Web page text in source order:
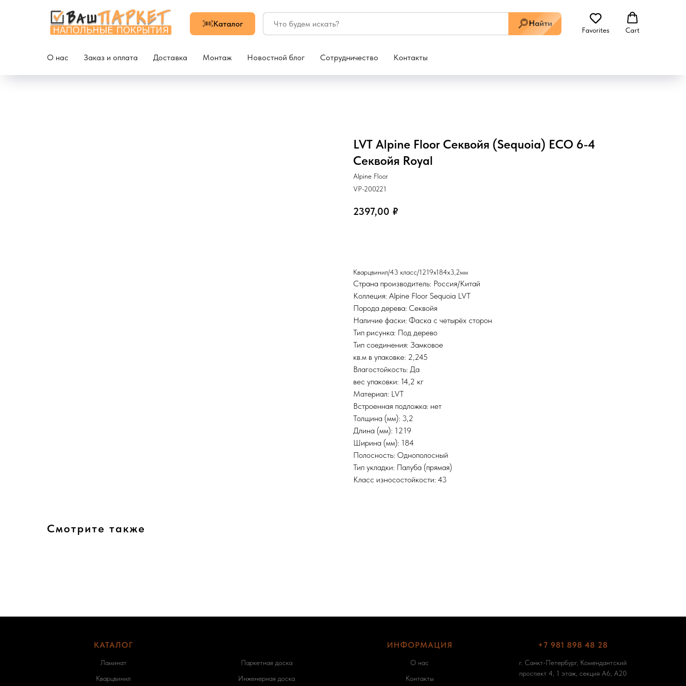
Каталог Найти
Favorites Cart
О нас Заказ и оплата Доставка Монтаж Новостной блог Сотрудничество Контакты
LVT Alpine Floor Секвойя (Sequoia) ЕСО 6-4
Секвойя Royal
Alpine Floor
VP-200221
2397,00 ₽
Кварцвинил/43 класс/1219х184х3,2мм
Страна производитель: Россия/Китай
Коллеция: Alpine Floor Sequoia LVT
Порода дерева: Секвойя
Наличие фаски: Фаска с четырёх сторон
Тип рисунка: Под дерево
Тип соединения: Замковое
кв.м в упаковке: 2,245
Влагостойкость: Да
вес упаковки: 14,2 кг
Материал: LVT
Встроенная подложка: нет
Толщина (мм): 3,2
Длина (мм): 1219
Ширина (мм): 184
Полосность: Однополосный
Тип укладки: Палуба (прямая)
Класс износостойкости: 43
Смотрите также
КАТАЛОГ
Ламинат
Кварцвинил
Паркетная доска
Инженерная доска
ИНФОРМАЦИЯ
О нас
Контакты
+7 981 898 48 28
г. Санкт-Петербург, Комендантский
проспект 4, 1 этаж, секция А6, А20